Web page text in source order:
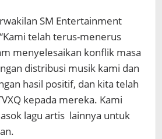
SM Entertainment
telah terus-menerus
menyelesaikan konflik masa
distribusi musik kami dan
hasil positif, dan kita telah
kepada mereka. Kami
lagu artis lainnya untuk